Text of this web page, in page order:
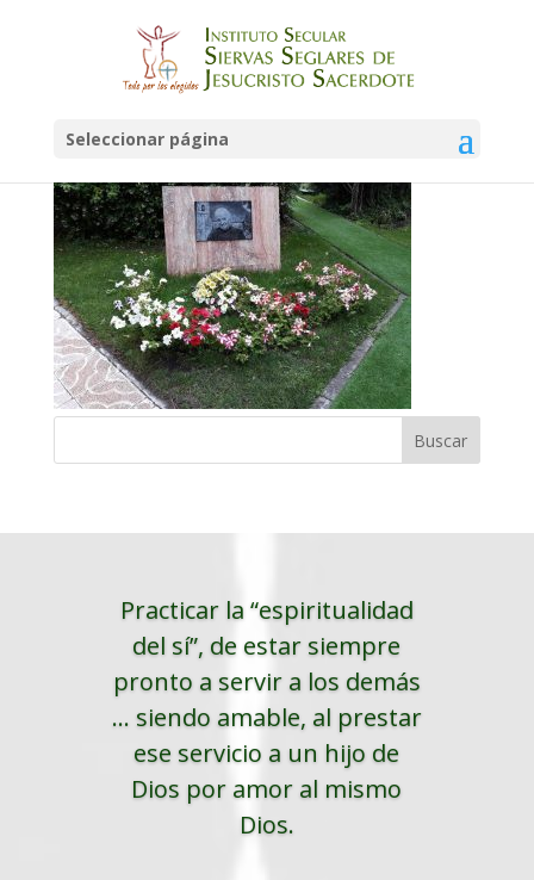
Seleccionar página
jardin-1
Practicar la “espiritualidad
del sí”, de estar siempre
pronto a servir a los demás
... siendo amable, al prestar
ese servicio a un hijo de
Dios por amor al mismo
Dios.